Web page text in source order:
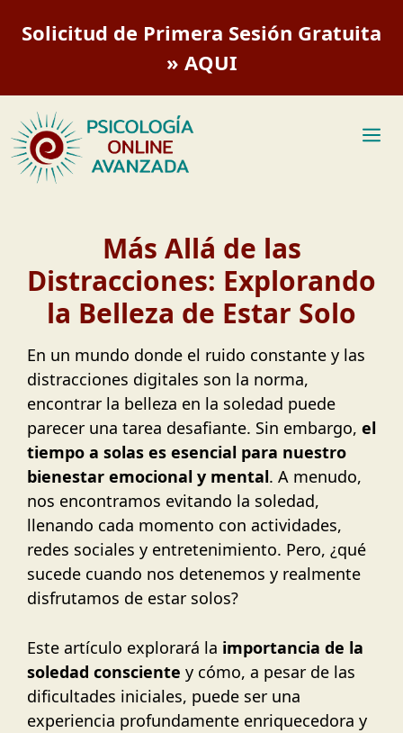
Solicitud de Primera Sesión Gratuita
» AQUI
Más Allá de las
Distracciones: Explorando
la Belleza de Estar Solo
En un mundo donde el ruido constante y las
distracciones digitales son la norma,
encontrar la belleza en la soledad puede
parecer una tarea desafiante. Sin embargo, el
tiempo a solas es esencial para nuestro
bienestar emocional y mental. A menudo,
nos encontramos evitando la soledad,
llenando cada momento con actividades,
redes sociales y entretenimiento. Pero, ¿qué
sucede cuando nos detenemos y realmente
disfrutamos de estar solos?
Este artículo explorará la importancia de la
soledad consciente y cómo, a pesar de las
dificultades iniciales, puede ser una
experiencia profundamente enriquecedora y